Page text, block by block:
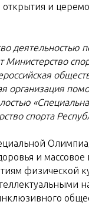
и
деятельностью
Министерство
организация
спорта
и
физической